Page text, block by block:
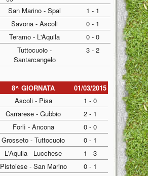
San Marino - Spal
1 - 1
Savona - Ascoli
0 - 1
Teramo - L'Aquila
0 - 0
Tuttocuoio -
Santarcangelo
3 - 2
8^ GIORNATA
01/03/2015
Ascoli - Pisa
1 - 0
Carrarese - Gubbio
2 - 1
Forlì - Ancona
0 - 0
Grosseto - Tuttocuoio
0 - 1
L'Aquila - Lucchese
1 - 3
Pistoiese - San Marino
0 - 1